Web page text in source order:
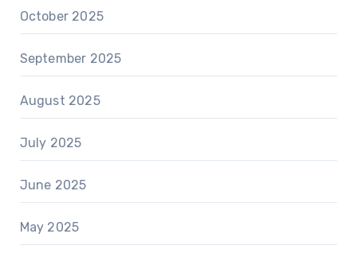
October 2025
September 2025
August 2025
July 2025
June 2025
May 2025